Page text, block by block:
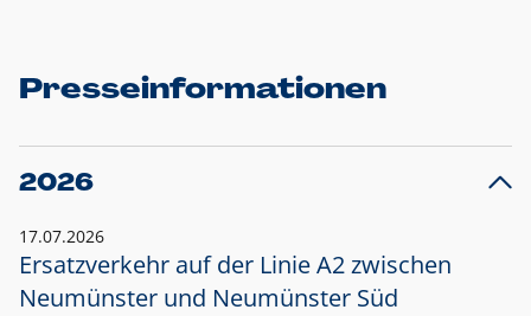
Presseinformationen
2026
17.07.2026
Ersatzverkehr auf der Linie A2 zwischen
Neumünster und Neumünster Süd